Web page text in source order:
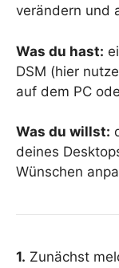
verändern und
Was du hast:
DSM (hier
auf dem PC
Was du willst:
deines
Wünschen
1. Zunächst